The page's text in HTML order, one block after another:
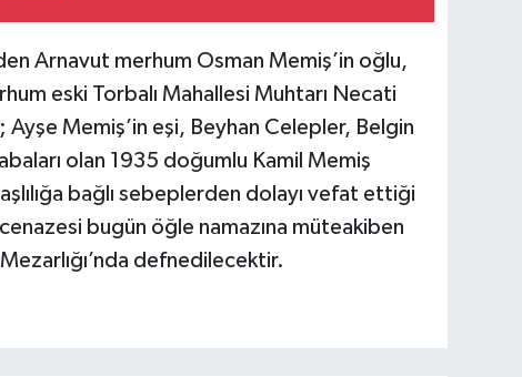
Arnavut merhum Osman Memiş’in oğlu,
eski Torbalı Mahallesi Muhtarı Necati
Memiş’in eşi, Beyhan Celepler, Belgin
olan 1935 doğumlu Kamil Memiş
bağlı sebeplerden dolayı vefat ettiği
bugün öğle namazına müteakiben
defnedilecektir.